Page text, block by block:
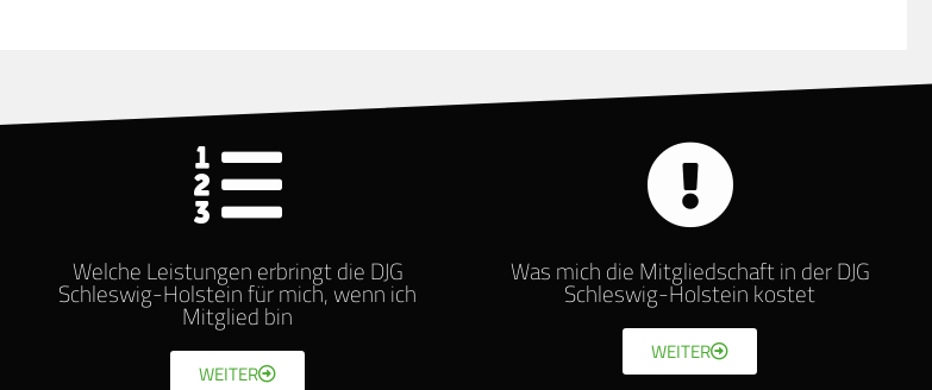
Welche Leistungen erbringt die DJG
Schleswig-Holstein für mich, wenn ich
Mitglied bin
WEITER
Was mich die Mitgliedschaft in der DJG
Schleswig-Holstein kostet
WEITER